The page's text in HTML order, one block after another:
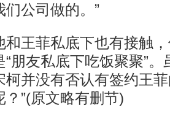
公司做的。”
菲私底下也有接触，
“朋友私底下吃饭聚聚”
柯并没有否认有签约王
”(原文略有删节)